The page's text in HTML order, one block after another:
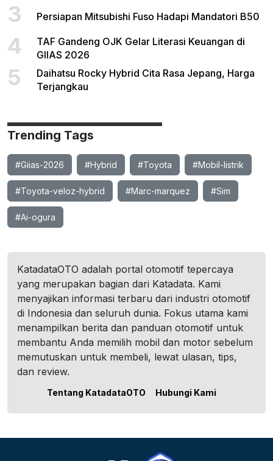
3 Persiapan Mitsubishi Fuso Hadapi Mandatori B50
4
TAF Gandeng OJK Gelar Literasi Keuangan di
GIIAS 2026
5
Daihatsu Rocky Hybrid Cita Rasa Jepang, Harga
Terjangkau
Trending Tags
#Giias-2026 #Hybrid #Toyota #Mobil-listrik
#Toyota-veloz-hybrid #Marc-marquez #Sim
#Ai-ogura
KatadataOTO adalah portal otomotif tepercaya
yang merupakan bagian dari Katadata. Kami
menyajikan informasi terbaru dari industri otomotif
di Indonesia dan seluruh dunia. Fokus utama kami
menampilkan berita dan panduan otomotif untuk
membantu Anda memilih mobil dan motor sebelum
memutuskan untuk membeli, lewat ulasan, tips,
dan review.
Tentang KatadataOTO Hubungi Kami